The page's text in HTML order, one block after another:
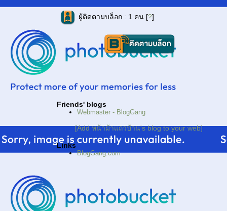
ผู้ติดตามบล็อก : 1 คน [?]
Friends' blogs
Webmaster - BlogGang
[Add หน้าม้าแถวบ้าน's blog to your web]
Links
BlogGang.com